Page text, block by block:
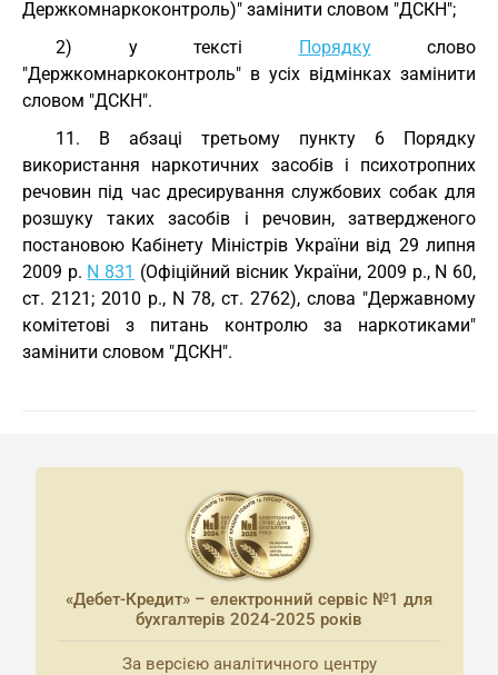
Держкомнаркоконтроль)" замінити словом "ДСКН";
2) у тексті Порядкуслово
"Держкомнаркоконтроль" в усіх відмінках замінити
словом "ДСКН".
11. В абзаці третьому пункту 6 Порядку
використання наркотичних засобів і психотропних
речовин під час дресирування службових собак для
розшуку таких засобів і речовин, затвердженого
постановою Кабінету Міністрів України від 29 липня
2009 р. N 831 (Офіційний вісник України, 2009 р., N 60,
ст. 2121; 2010 р., N 78, ст. 2762), слова "Державному
комітетові з питань контролю за наркотиками"
замінити словом "ДСКН".
«Дебет-Кредит» – електронний сервіс №1 для
бухгалтерів 2024-2025 років
За версією аналітичного центру